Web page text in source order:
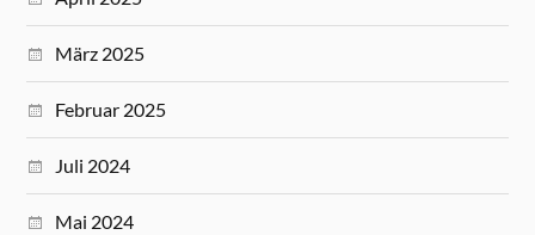
März 2025
Februar 2025
Juli 2024
Mai 2024